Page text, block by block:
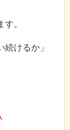
。
けるか」